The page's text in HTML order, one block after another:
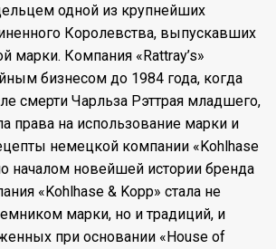
одной из крупнейших
Королевства, выпускавших
марки. Компания «Rattray’s»
бизнесом до 1984 года, когда
смерти Чарльза Рэттрая младшего,
права на использование марки и
немецкой компании «Kohlhase
началом новейшей истории бренда
«Kohlhase & Kopp» стала не
марки, но и традиций, и
при основании «House of